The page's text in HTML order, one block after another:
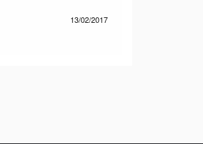
13/02/2017